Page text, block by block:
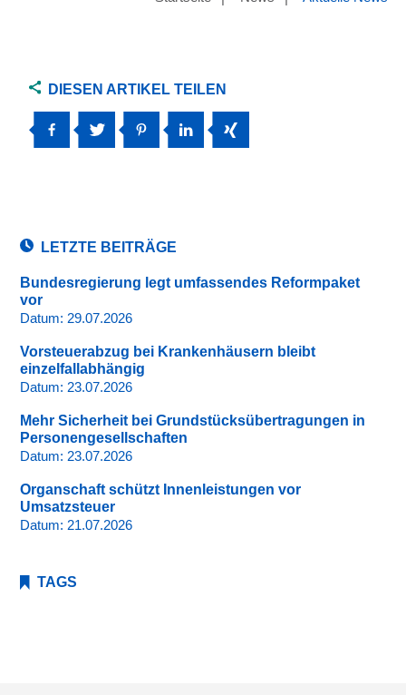
DIESEN ARTIKEL TEILEN
LETZTE BEITRÄGE
Bundesregierung legt umfassendes Reformpaket
vor
Datum: 29.07.2026
Vorsteuerabzug bei Krankenhäusern bleibt
einzelfallabhängig
Datum: 23.07.2026
Mehr Sicherheit bei Grundstücksübertragungen in
Personengesellschaften
Datum: 23.07.2026
Organschaft schützt Innenleistungen vor
Umsatzsteuer
Datum: 21.07.2026
TAGS